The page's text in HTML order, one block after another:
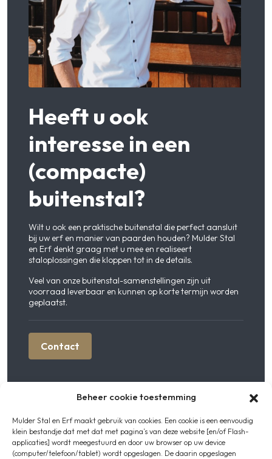
Beheer cookie toestemming
Mulder Stal en Erf maakt gebruik van cookies. Een cookie is een eenvoudig
klein bestandje dat met dat met pagina’s van deze website [en/of Flash-
applicaties] wordt meegestuurd en door uw browser op uw device
(computer/telefoon/tablet) wordt opgeslagen. De daarin opgeslagen
Heeft u ook
interesse in een
(compacte)
buitenstal?
Wilt u ook een praktische buitenstal die perfect aansluit
bij uw erf en manier van paarden houden? Mulder Stal
en Erf denkt graag met u mee en realiseert
staloplossingen die kloppen tot in de details.
Veel van onze buitenstal-samenstellingen zijn uit
voorraad leverbaar en kunnen op korte termijn worden
geplaatst.
Contact
Deze buitenstal is opgebouwd